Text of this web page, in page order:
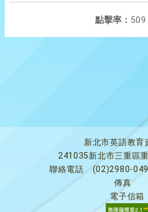
點擊率： 509
新北市英語教育
241035新北市三重區
聯絡電話
(02)2980-
傳真
電子信箱